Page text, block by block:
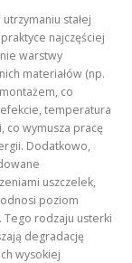
stałej
najczęściej
warstwy
materiałów (np.
co
temperatura
co wymusza pracę
Dodatkowo,
uszczelek,
poziom
Tego rodzaju usterki
degradację
wysokiej